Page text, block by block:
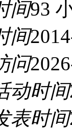
间93
间
问
动时间
表时间